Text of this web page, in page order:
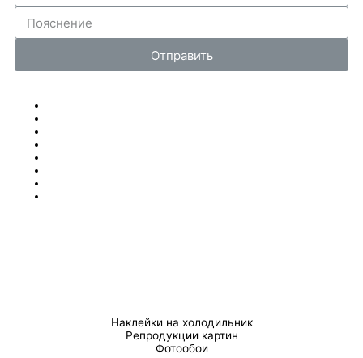
Отправить
Наклейки на холодильник
Репродукции картин
Фотообои